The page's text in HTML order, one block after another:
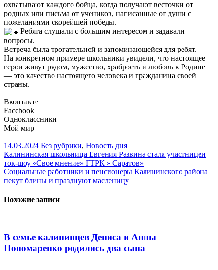
охватывают каждого бойца, когда получают весточки от
родных или письма от учеников, написанные от души с
пожеланиями скорейшей победы.
Ребята слушали с большим интересом и задавали
вопросы.
Встреча была трогательной и запоминающейся для ребят.
На конкретном примере школьники увидели, что настоящее
герои живут рядом, мужество, храбрость и любовь к Родине
— это качество настоящего человека и гражданина своей
страны.
Вконтакте
Facebook
Одноклассники
Мой мир
14.03.2024 Без рубрики, Новость дня
Навигация
по
записям
Калининская школьница Евгения Развина стала участницей
ток-шоу «Свое мнение» ГТРК » Саратов»
Социальные работники и пенсионеры Калининского района
пекут блины и празднуют масленицу
Похожие записи
В семье калининцев Дениса и Анны
Пономаренко родились два сына